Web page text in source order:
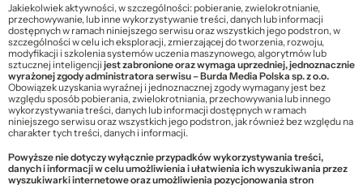
Jakiekolwiek aktywności, w szczególności: pobieranie, zwielokrotnianie,
przechowywanie, lub inne wykorzystywanie treści, danych lub informacji
dostępnych w ramach niniejszego serwisu oraz wszystkich jego podstron, w
szczególności w celu ich eksploracji, zmierzającej do tworzenia, rozwoju,
modyfikacji i szkolenia systemów uczenia maszynowego, algorytmów lub
sztucznej inteligencjijest zabronione oraz wymaga uprzedniej, jednoznacznie
wyrażonej zgody administratora serwisu – Burda Media Polska sp. z o.o.
Obowiązek uzyskania wyraźnej i jednoznacznej zgody wymagany jest bez
względu sposób pobierania, zwielokrotniania, przechowywania lub innego
wykorzystywania treści, danych lub informacji dostępnych w ramach
niniejszego serwisu oraz wszystkich jego podstron, jak również bez względu na
charakter tych treści, danych i informacji.
Powyższe nie dotyczy wyłącznie przypadków wykorzystywania treści,
danych i informacji w celu umożliwienia i ułatwienia ich wyszukiwania przez
wyszukiwarki internetowe oraz umożliwienia pozycjonowania stron